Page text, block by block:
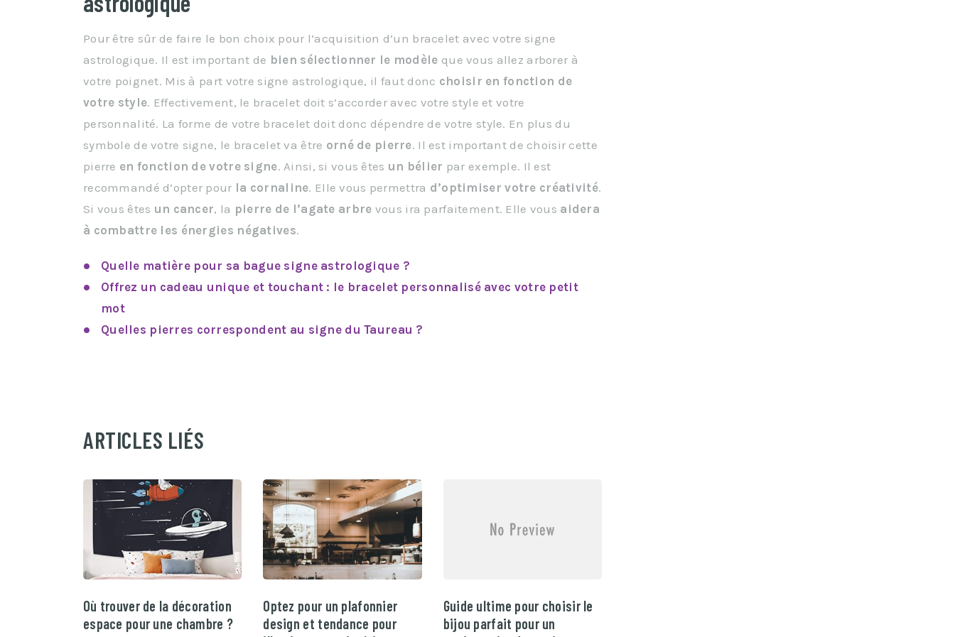
Pour être sûr de faire le bon choix pour l’acquisition d’un bracelet avec votre signe
astrologique. Il est important de bien sélectionner le modèle que vous allez arborer à
votre poignet. Mis à part votre signe astrologique, il faut donc choisir en fonction de
votre style. Effectivement, le bracelet doit s’accorder avec votre style et votre
personnalité. La forme de votre bracelet doit donc dépendre de votre style. En plus du
symbole de votre signe, le bracelet va être orné de pierre. Il est important de choisir cette
pierre en fonction de votre signe. Ainsi, si vous êtes un bélier par exemple. Il est
recommandé d’opter pour la cornaline. Elle vous permettra d’optimiser votre créativité.
Si vous êtes un cancer, la pierre de l’agate arbre vous ira parfaitement. Elle vous aidera
à combattre les énergies négatives.
Quelle matière pour sa bague signe astrologique ?
Offrez un cadeau unique et touchant : le bracelet personnalisé avec votre petit
mot
Quelles pierres correspondent au signe du Taureau ?
ARTICLES LIÉS
Où trouver de la décoration
espace pour une chambre ?
Optez pour un plafonnier
design et tendance pour
Guide ultime pour choisir le
bijou parfait pour un